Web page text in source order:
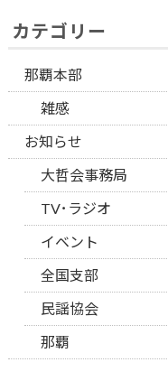
カテゴリー
那覇本部
雑感
お知らせ
大哲会事務局
TV･ラジオ
イベント
全国支部
民謡協会
那覇